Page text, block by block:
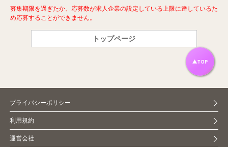
募集期限を過ぎたか、応募数が求人企業の設定している上限に達しているた
め応募することができません。
トップページ
プライバシーポリシー
利用規約
運営会社